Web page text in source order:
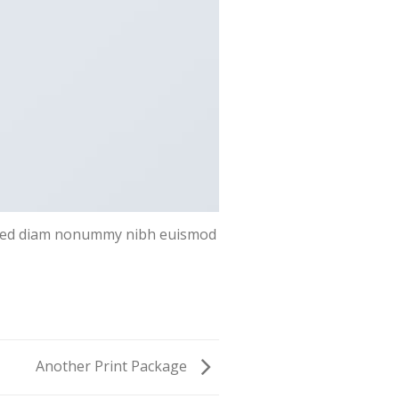
diam nonummy nibh euismod
Another Print Package